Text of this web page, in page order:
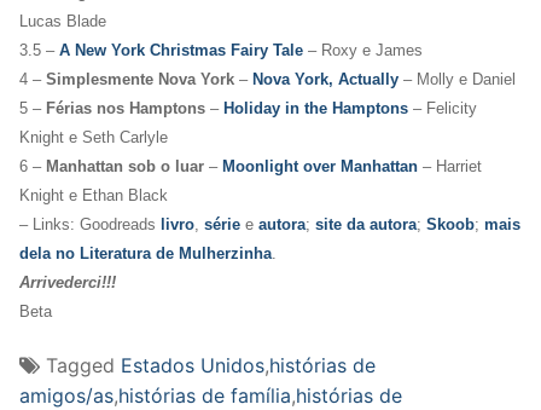
Lucas Blade
3.5 – A New York Christmas Fairy Tale – Roxy e James
4 – Simplesmente Nova York – Nova York, Actually – Molly e Daniel
5 – Férias nos Hamptons – Holiday in the Hamptons – Felicity
Knight e Seth Carlyle
6 – Manhattan sob o luar – Moonlight over Manhattan – Harriet
Knight e Ethan Black
– Links: Goodreads livro série e autora; site da autora; Skoob; mais
dela no Literatura de Mulherzinha
Arrivederci!!!
Beta
Tagged Estados Unidos,histórias de
amigos/as,histórias de família,histórias de